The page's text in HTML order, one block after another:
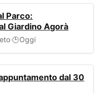
Parco:
Giardino Agorà
·🕒Oggi
dal 30